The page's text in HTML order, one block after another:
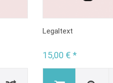
Legaltext
15,00 € *